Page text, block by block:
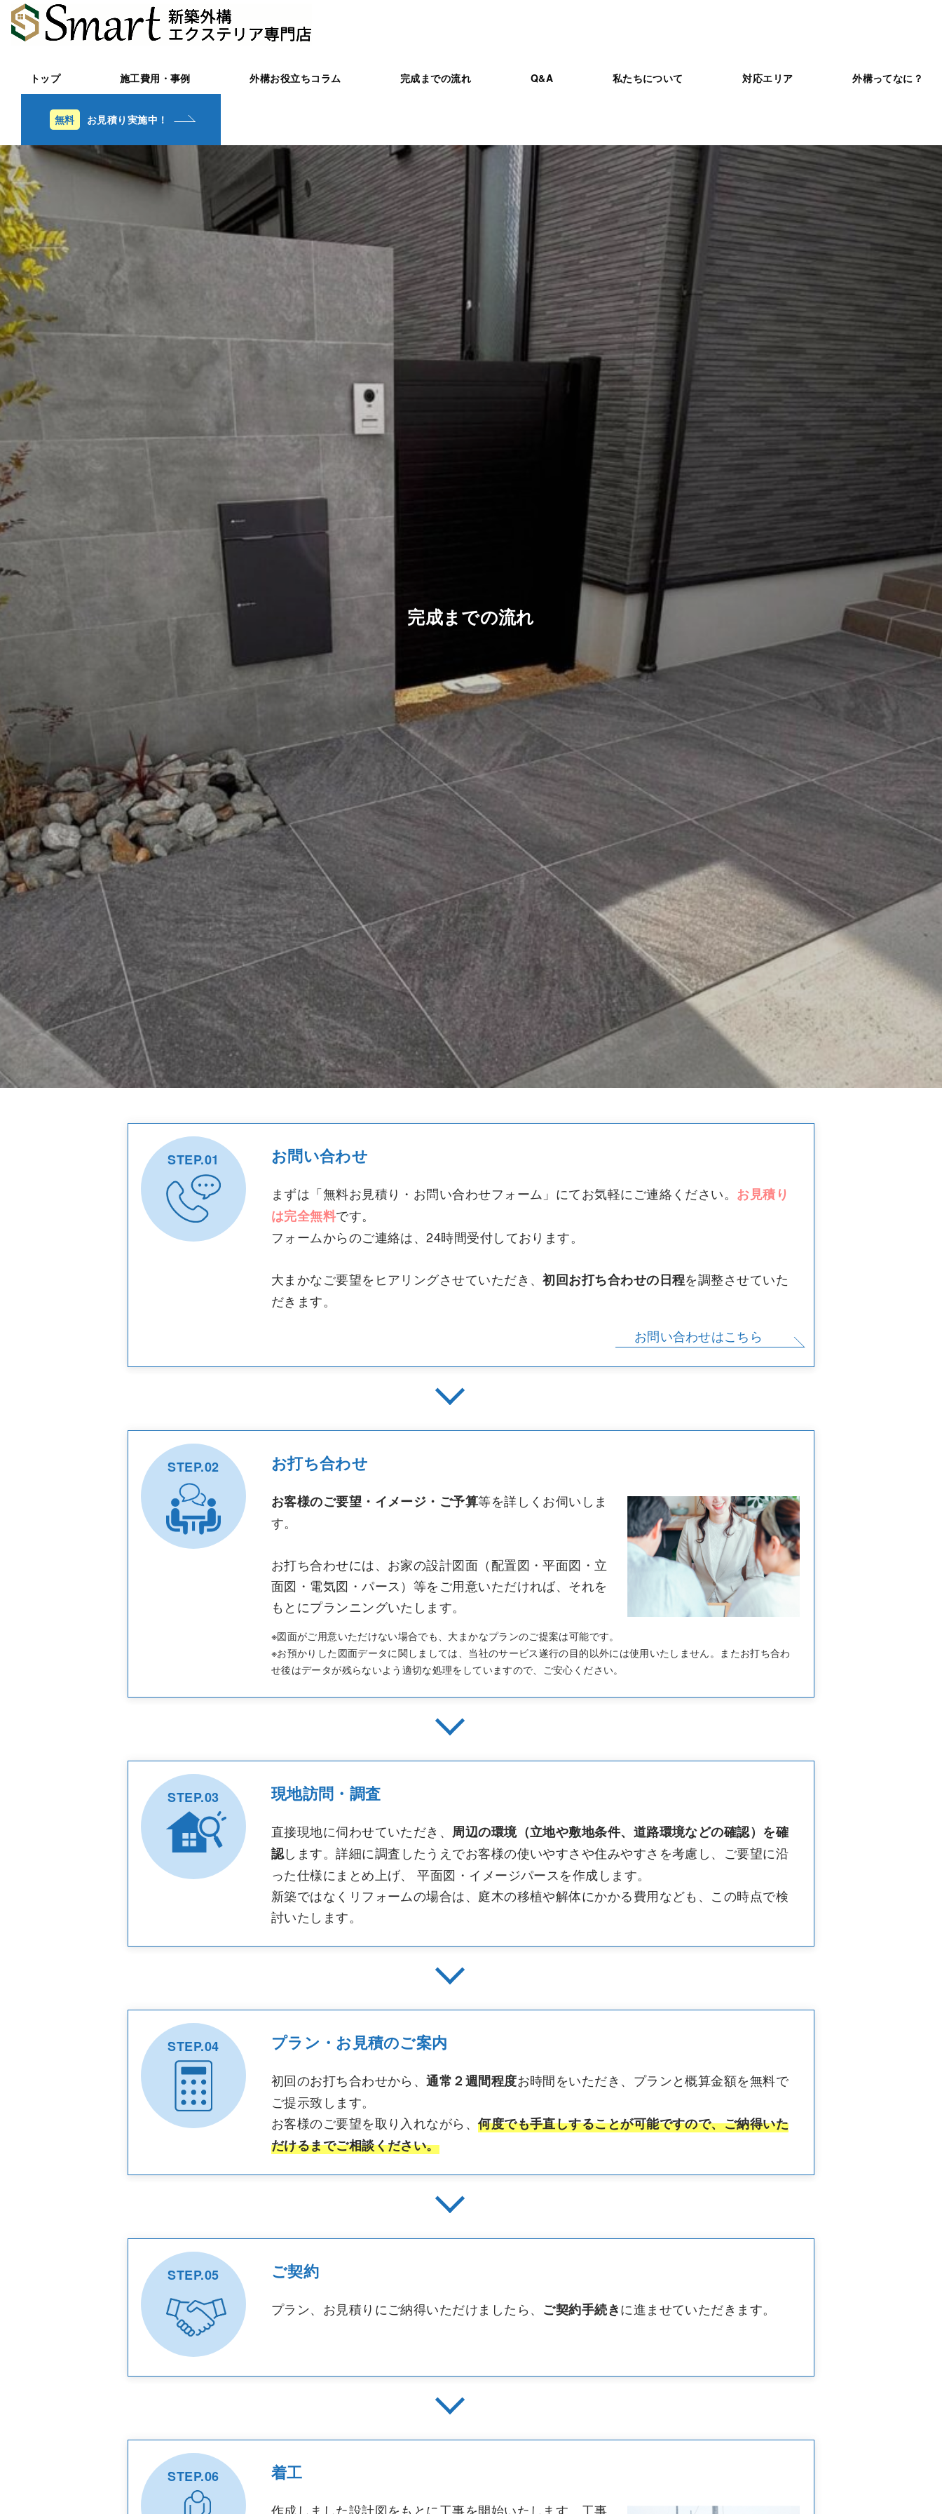
トップ 施工費用・事例 外構お役立ちコラム 完成までの流れ Q&A 私たちについて 対応エリア 外構ってなに？
お見積り実施中！
完成までの流れ
STEP.01 お問い合わせ
まずは「無料お見積り・お問い合わせフォーム」にてお気軽にご連絡ください。 お見積り
は完全無料です。
フォームからのご連絡は、24時間受付しております。
大まかなご要望をヒアリングさせていただき、初回お打ち合わせの日程を調整させていた
だきます。
お問い合わせはこちら
STEP.02 お打ち合わせ
お客様のご要望・イメージ・ご予算等を詳しくお伺いしま
す。
お打ち合わせには、お家の設計図面（配置図・平面図・立
面図・電気図・パース）等をご用意いただければ、それを
もとにプランニングいたします。
※図面がご用意いただけない場合でも、大まかなプランのご提案は可能です。
※お預かりした図面データに関しましては、当社のサービス遂行の目的以外には使用いたしません。またお打ち合わ
せ後はデータが残らないよう適切な処理をしていますので、ご安心ください。
STEP.03 現地訪問・調査
直接現地に伺わせていただき、 周辺の環境（立地や敷地条件、道路環境などの確認）を確
認します。詳細に調査したうえでお客様の使いやすさや住みやすさを考慮し、ご要望に沿
った仕様にまとめ上げ、 平面図・イメージパースを作成します。
新築ではなくリフォームの場合は、庭木の移植や解体にかかる費用なども、この時点で検
討いたします。
STEP.04 プラン・お見積のご案内
初回のお打ち合わせから、通常２週間程度お時間をいただき、プランと概算金額を無料で
ご提示致します。
お客様のご要望を取り入れながら、何度でも手直しすることが可能ですので、ご納得いた
だけるまでご相談ください。
STEP.05 ご契約
プラン、お見積りにご納得いただけましたら、 ご契約手続きに進ませていただきます。
STEP.06 着工
作成しました設計図をもとに工事を開始いたします。工事